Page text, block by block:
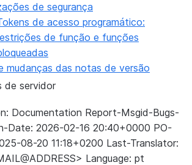
de segurança
de acesso programático:
de função e funções
mudanças das notas de versão
de servidor
Documentation Report-Msgid-Bugs-
Date: 2026-02-16 20:40+0000 PO-
08-20 11:18+0200 Last-Translator:
Language: pt